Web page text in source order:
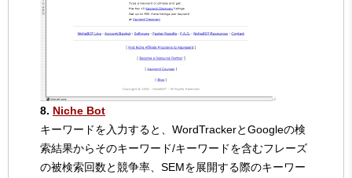
8. Niche Bot
キーワードを入力すると、WordTrackerとGoogleの検
索結果からそのキーワード/キーワードを含むフレーズ
の被検索回数と競争率、SEMを展開する際のキーワー